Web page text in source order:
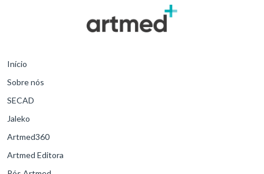
Início
Sobre nós
SECAD
Jaleko
Artmed360
Artmed Editora